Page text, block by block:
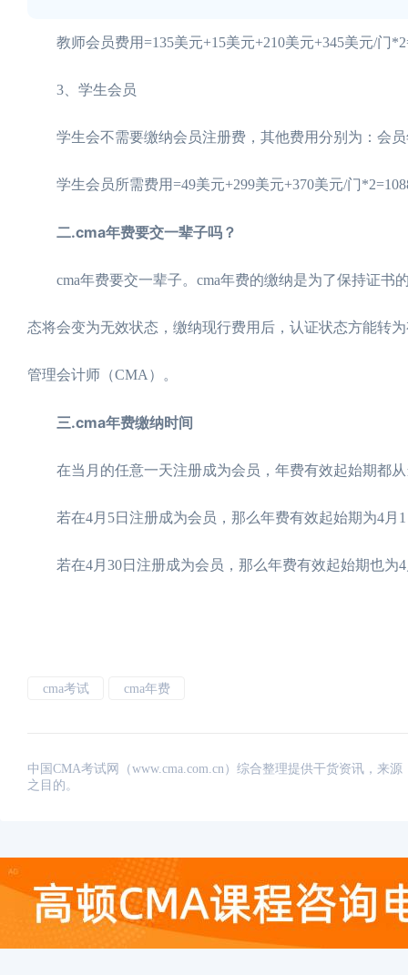
教师会员费用=135美元+15美元+210美元+345美元/门
3、学生会员
学生会不需要缴纳会员注册费，其他费用分别为：会员
学生会员所需费用=49美元+299美元+370美元/门
二.cma年费要交一辈子吗？
cma年费要交一辈子。cma年费的缴纳是为了保持证书
态将会变为无效状态，缴纳现行费用后，认证状态方能转
管理会计师（CMA）。
三.cma年费缴纳时间
在当月的任意一天注册成为会员，年费有效起始期都从
若在4月5日注册成为会员，那么年费有效起始期为4月1
若在4月30日注册成为会员，那么年费有效起始期也为4
cma考试 cma年费
中国CMA考试网（www.cma.com.cn）综合整理提供干货资讯，来
之目的。